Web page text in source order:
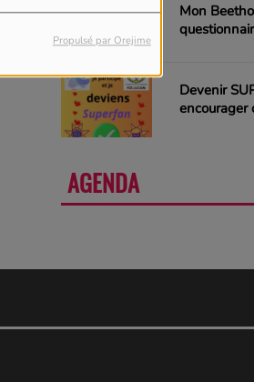
Propulsé par Orejime
Mon
Devenir
encourager
AGENDA